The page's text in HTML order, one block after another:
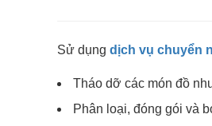
Sử dụng dịch vụ chuyển
Tháo dỡ các món đồ
Phân loại, đóng gói và